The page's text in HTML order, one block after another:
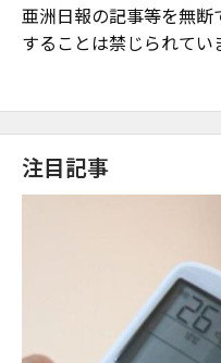
亜洲日報の記事等を無
することは禁じられてい
注目記事